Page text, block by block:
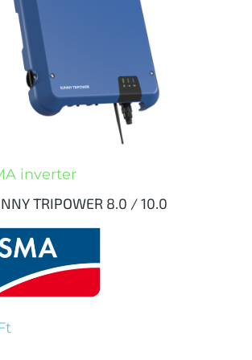
inverter
TRIPOWER 8.0 / 10.0